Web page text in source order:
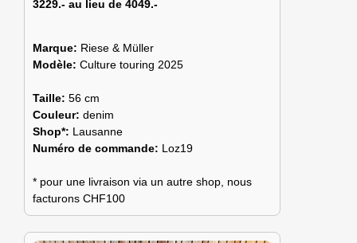
3229.- au lieu de 4049.-
Marque: Riese & Müller
Modèle: Culture touring 2025
Taille: 56 cm
Couleur: denim
Shop*: Lausanne
Numéro de commande: Loz19
* pour une livraison via un autre shop, nous
facturons CHF100